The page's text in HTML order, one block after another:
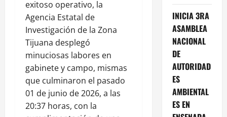
exitoso operativo, la
Agencia Estatal de
Investigación de la Zona
Tijuana desplegó
minuciosas labores en
gabinete y campo, mismas
que culminaron el pasado
01 de junio de 2026, a las
20:37 horas, con la
INICIA 3RA
ASAMBLEA
NACIONAL
DE
AUTORIDAD
ES
AMBIENTAL
ES EN